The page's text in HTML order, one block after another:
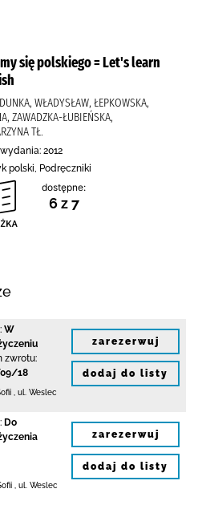
się polskiego = Let's learn
WŁADYSŁAW, ŁEPKOWSKA,
ZAWADZKA-ŁUBIEŃSKA,
TŁ.
2012
polski, Podręczniki
dostępne:
6 z 7
W
zwrotu:
18
ul. Weslec
zarezerwuj
dodaj do listy
Do
ul. Weslec
zarezerwuj
dodaj do listy